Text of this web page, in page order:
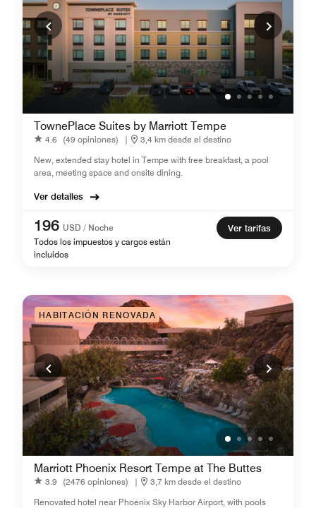
TownePlace Suites by Marriott Tempe
4.6 (49 opiniones) |
3,4 km desde el destino
New, extended stay hotel in Tempe with free breakfast, a pool
area, meeting space and onsite dining.
Ver detalles
196 USD / Noche
Todos los impuestos y cargos están
incluidos
Ver tarifas
HABITACIÓN RENOVADA
Marriott Phoenix Resort Tempe at The Buttes
3.9 (2476 opiniones) |
3,7 km desde el destino
Renovated hotel near Phoenix Sky Harbor Airport, with pools